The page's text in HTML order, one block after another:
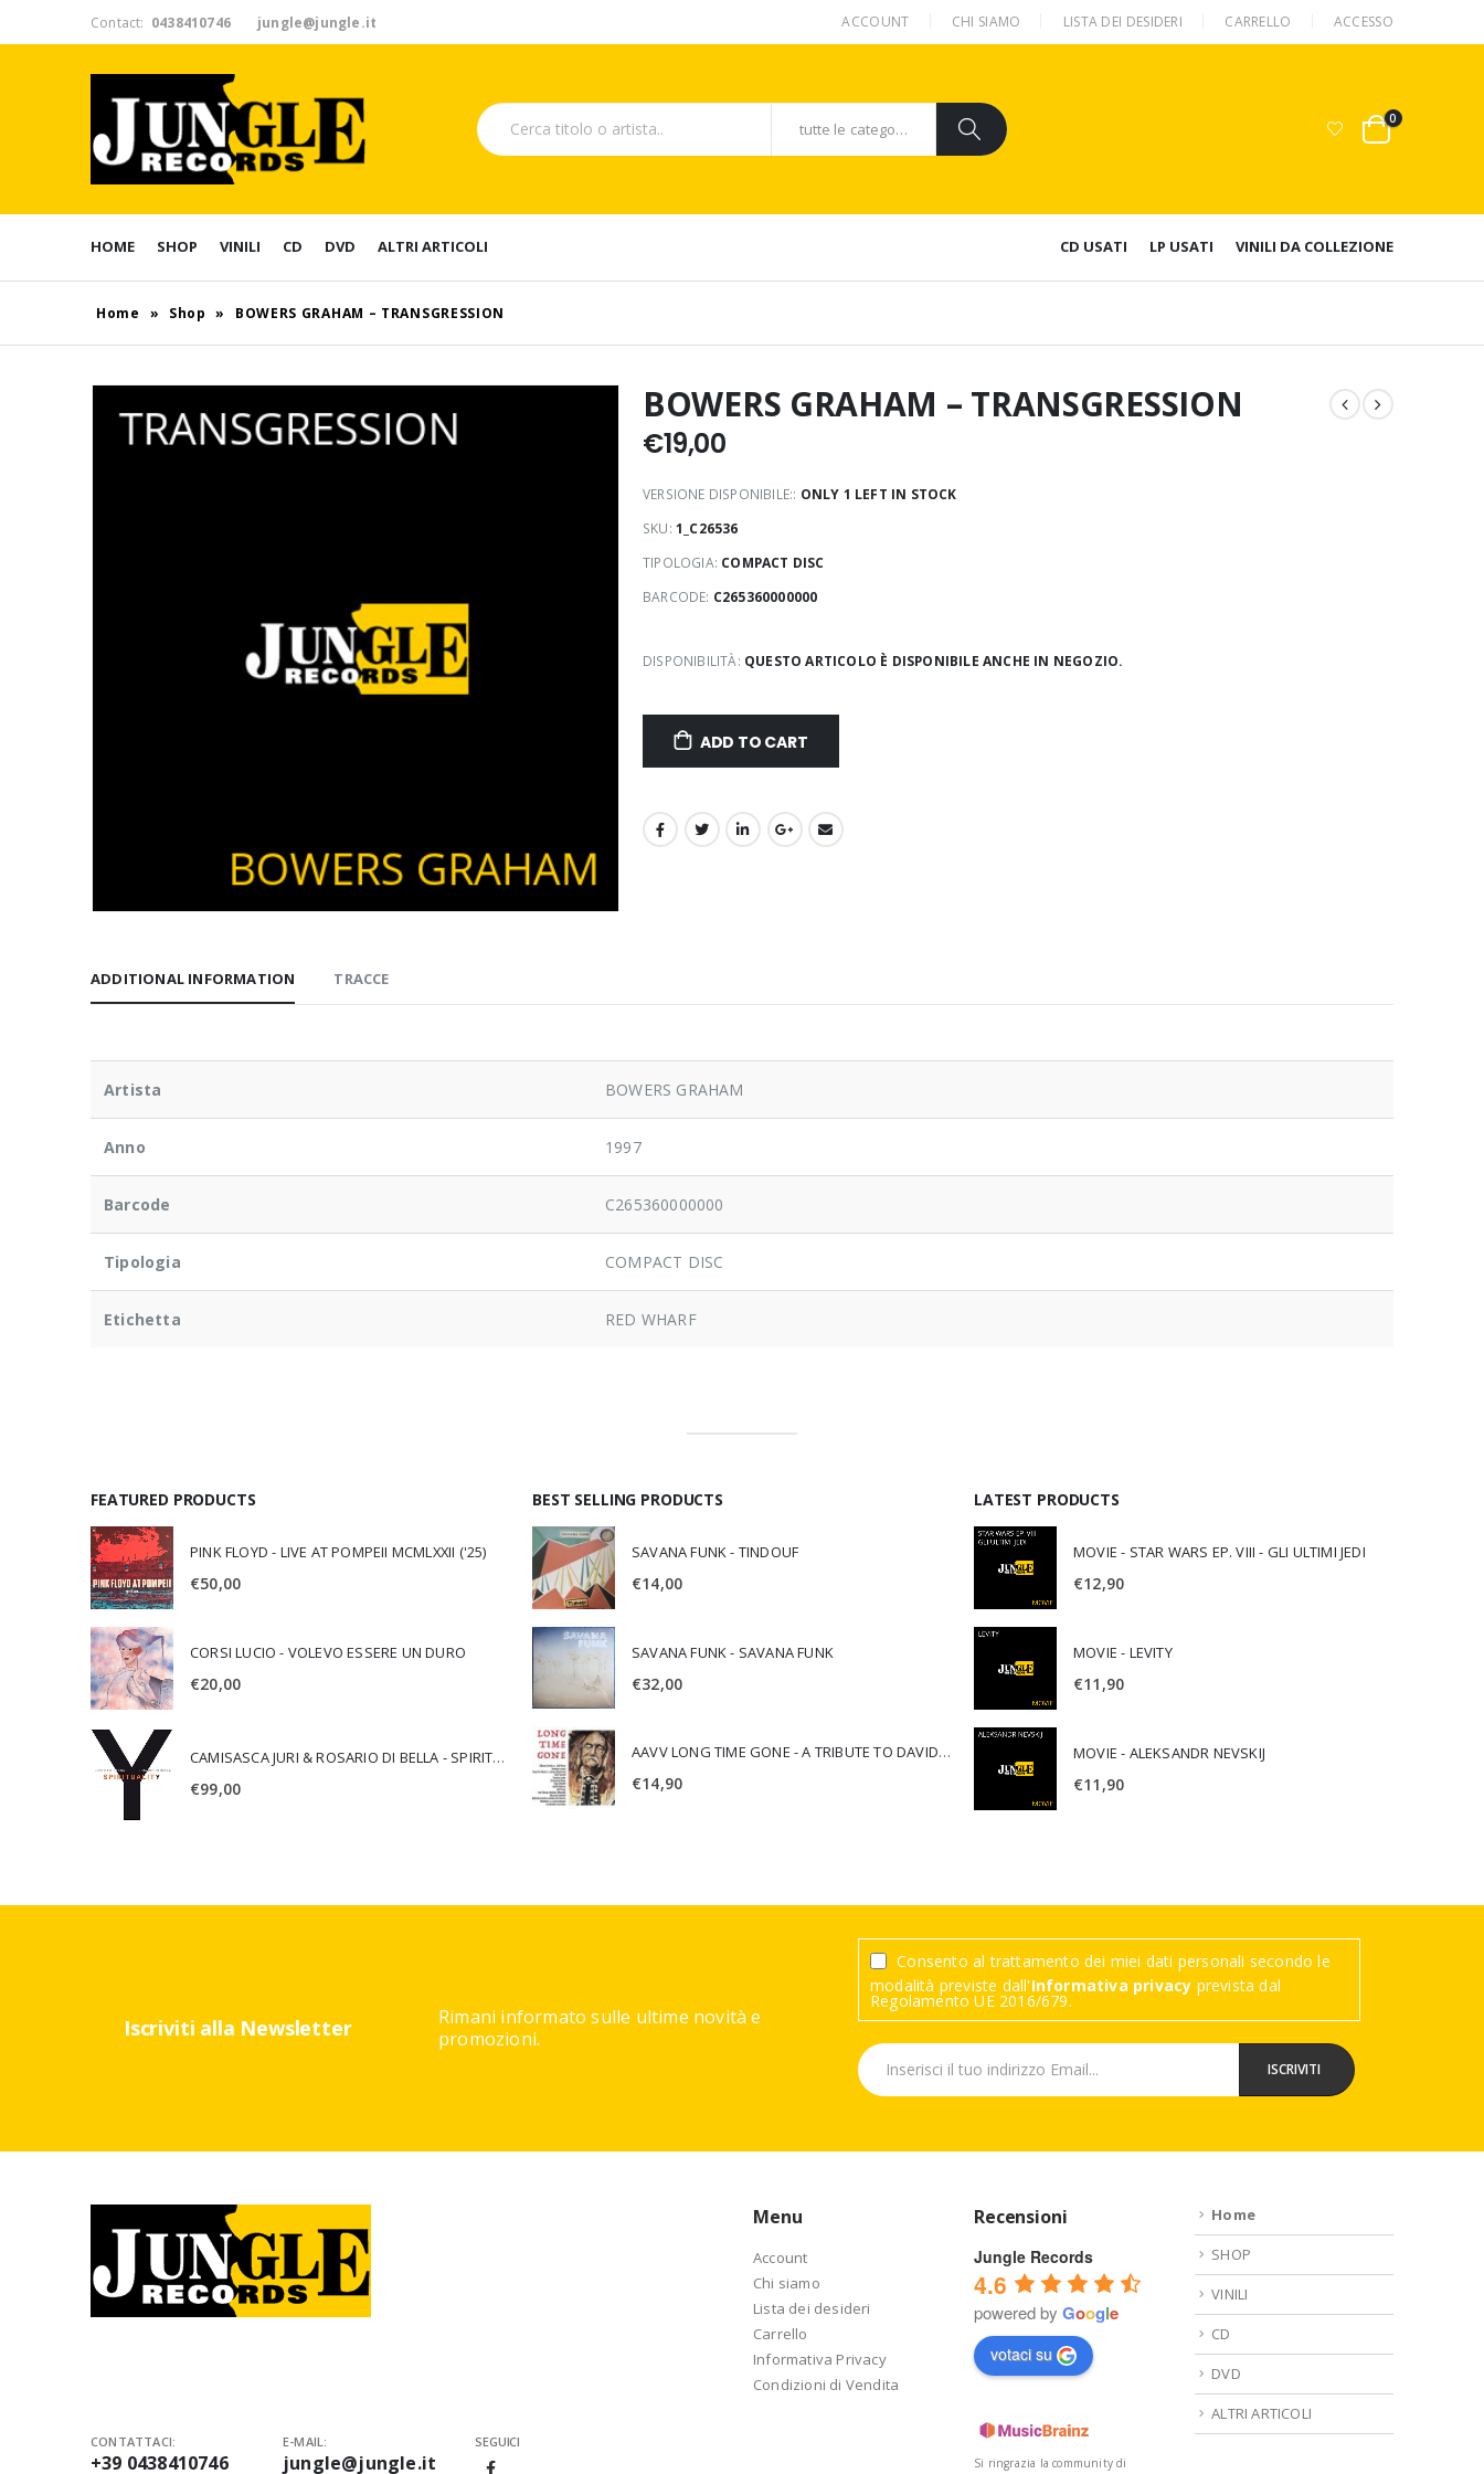
Contact: 0438410746 jungle@jungle.it ACCOUNT CHI SIAMO LISTA DEI DESIDERI CARRELLO ACCESSO
tutte le categorie
0
HOME SHOP VINILI CD DVD ALTRI ARTICOLI CD USATI LP USATI VINILI DA COLLEZIONE
Home » Shop » BOWERS GRAHAM – TRANSGRESSION
BOWERS GRAHAM – TRANSGRESSION
€19,00
VERSIONE DISPONIBILE:: ONLY 1 LEFT IN STOCK
SKU: 1_C26536
TIPOLOGIA: COMPACT DISC
BARCODE: C265360000000
DISPONIBILITÀ: QUESTO ARTICOLO È DISPONIBILE ANCHE IN NEGOZIO.
ADD TO CART
ADDITIONAL INFORMATION TRACCE
Artista BOWERS GRAHAM
Anno 1997
Barcode C265360000000
Tipologia COMPACT DISC
Etichetta RED WHARF
FEATURED PRODUCTS
PINK FLOYD - LIVE AT POMPEII MCMLXXII ('25)
€50,00
CORSI LUCIO - VOLEVO ESSERE UN DURO
€20,00
CAMISASCA JURI & ROSARIO DI BELLA - SPIRITUALITY
€99,00
BEST SELLING PRODUCTS
SAVANA FUNK - TINDOUF
€14,00
SAVANA FUNK - SAVANA FUNK
€32,00
AAVV LONG TIME GONE - A TRIBUTE TO DAVID CROSBY
€14,90
LATEST PRODUCTS
MOVIE - STAR WARS EP. VIII - GLI ULTIMI JEDI
€12,90
MOVIE - LEVITY
€11,90
MOVIE - ALEKSANDR NEVSKIJ
€11,90
Iscriviti alla Newsletter
Rimani informato sulle ultime novità e
promozioni.
Consento al trattamento dei miei dati personali secondo le
modalità previste dall'Informativa privacy prevista dal
Regolamento UE 2016/679.
CONTATTACI:
+39 0438410746
E-MAIL:
jungle@jungle.it
SEGUICI
Menu
Account
Chi siamo
Lista dei desideri
Carrello
Informativa Privacy
Condizioni di Vendita
Recensioni
Jungle Records
4.6
powered by Google
votaci su
Si ringrazia la community di
Home
SHOP
VINILI
CD
DVD
ALTRI ARTICOLI